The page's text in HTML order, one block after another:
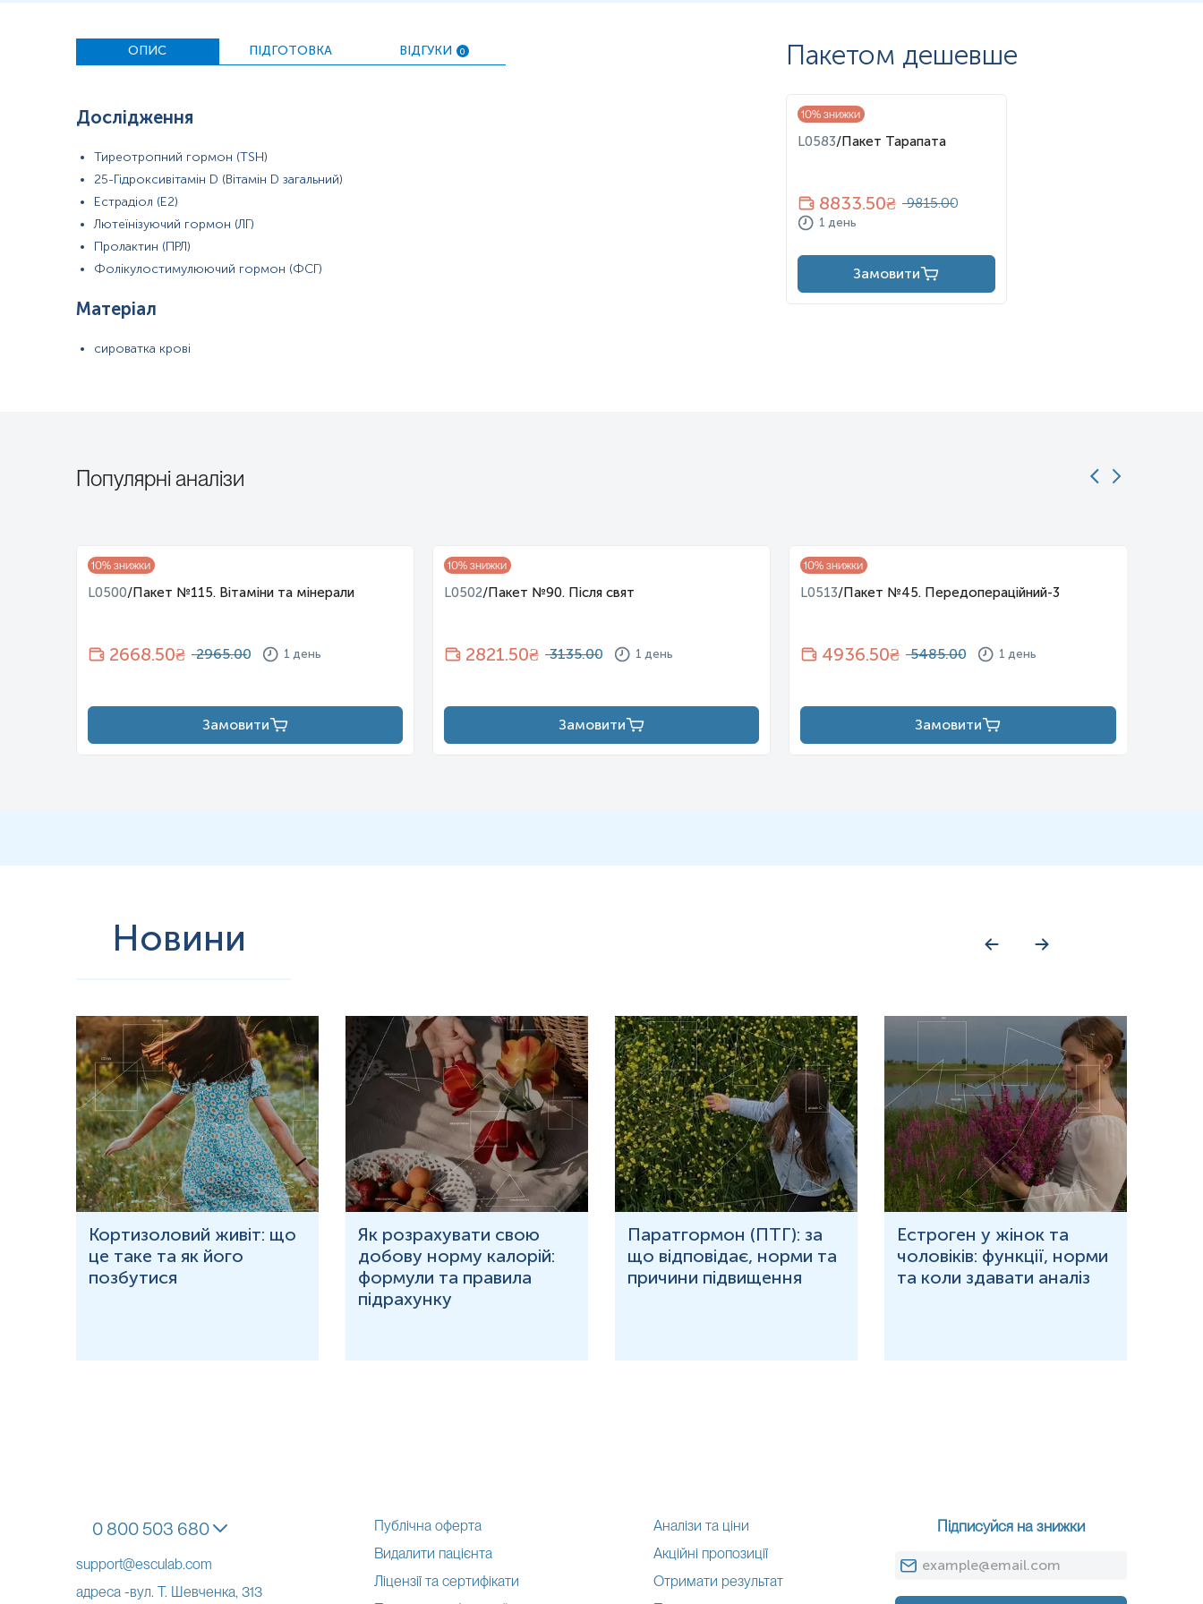
ОПИС ПІДГОТОВКА ВІДГУКИ 0
Дослідження
Тиреотропний гормон (TSH)
25-Гідроксивітамін D (Вітамін D загальний)
Естрадіол (E2)
Лютеїнізуючий гормон (ЛГ)
Пролактин (ПРЛ)
Фолікулостимулюючий гормон (ФСГ)
Матеріал
сироватка крові
Пакетом дешевше
10% знижки
L0583/Пакет Тарапата
8833.50₴ 9815.00
1 день
Замовити
Популярні аналізи
10% знижки
L0500/Пакет №115. Вітаміни та мінерали
2668.50₴ 2965.00 1 день
Замовити
10% знижки
L0502/Пакет №90. Після свят
2821.50₴ 3135.00 1 день
Замовити
10% знижки
L0513/Пакет №45. Передопераційний-3
4936.50₴ 5485.00 1 день
Замовити
Новини
Кортизоловий живіт: що
це таке та як його
позбутися
Як розрахувати свою
добову норму калорій:
формули та правила
підрахунку
Паратгормон (ПТГ): за
що відповідає, норми та
причини підвищення
Естроген у жінок та
чоловіків: функції, норми
та коли здавати аналіз
0 800 503 680
support@esculab.com
адреса -вул. Т. Шевченка, 313
Публічна оферта
Видалити пацієнта
Ліцензії та сертифікати
Аналізи та ціни
Акційні пропозиції
Отримати результат
Підписуйся на знижки